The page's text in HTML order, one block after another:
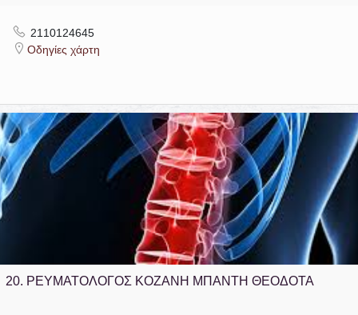
2110124645
Οδηγίες χάρτη
20. ΡΕΥΜΑΤΟΛΟΓΟΣ ΚΟΖΑΝΗ ΜΠΑΝΤΗ ΘΕΟΔΟΤΑ